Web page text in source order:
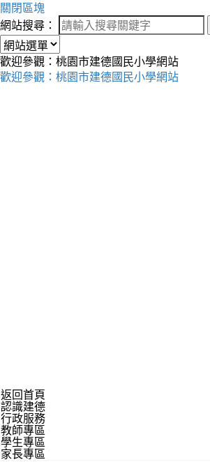
關閉區塊
網站搜尋：
歡迎參觀：桃園市建德國民小學網站
歡迎參觀：桃園市建德國民小學網站
返回首頁
認識建德
行政服務
教師專區
學生專區
家長專區